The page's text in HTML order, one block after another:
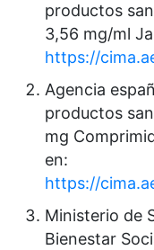
productos
3,56 mg/ml
https://
Agencia
productos
mg
en:
https://
Ministerio de
Bienestar